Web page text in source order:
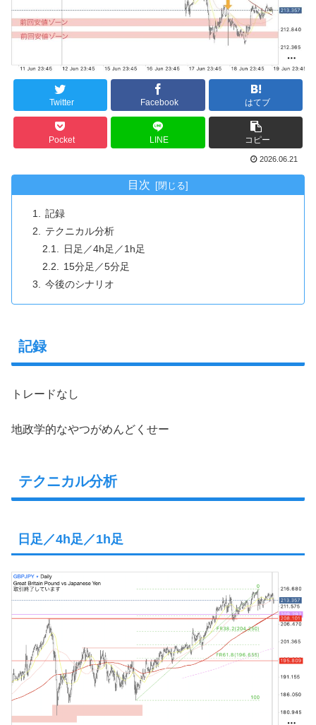
Twitter Facebook はてブ
Pocket LINE コピー
2026.06.21
目次
記録
テクニカル分析
日足／4h足／1h足
15分足／5分足
今後のシナリオ
記録
トレードなし
地政学的なやつがめんどくせー
テクニカル分析
日足／4h足／1h足